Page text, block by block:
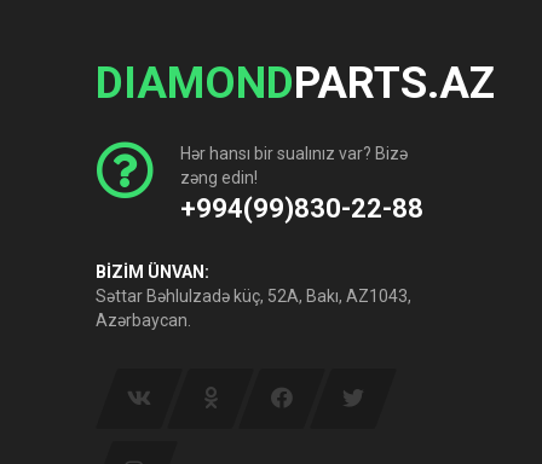
DIAMONDPARTS.AZ
Hər hansı bir sualınız var? Bizə
zəng edin!
+994(99)830-22-88
BİZİM ÜNVAN:
Səttar Bəhlulzadə küç, 52A, Bakı, AZ1043,
Azərbaycan.